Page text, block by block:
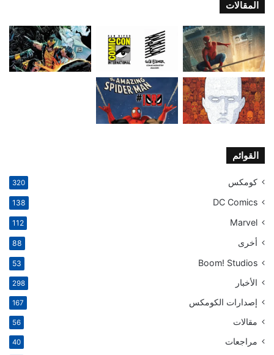
المقالات
القوائم
كومكس 320
DC Comics
138
Marvel
112
أخرى 88
Boom! Studios
53
الأخبار 298
إصدارات الكومكس 167
مقالات 56
مراجعات 40